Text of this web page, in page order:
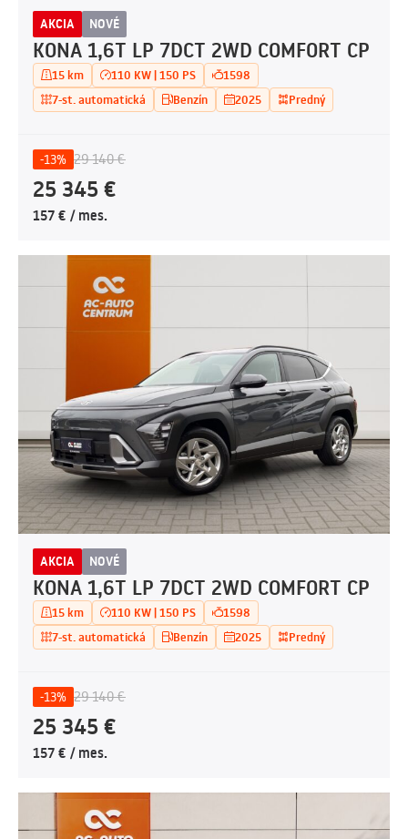
AKCIA NOVÉ
KONA 1,6T LP 7DCT 2WD COMFORT CP
15 km 110 KW | 150 PS
1598
7-st. automatická
Benzín 2025 Predný
-13% 29 140 €
25 345 €
157 € / mes.
AKCIA NOVÉ
KONA 1,6T LP 7DCT 2WD COMFORT CP
15 km 110 KW | 150 PS
1598
7-st. automatická
Benzín 2025 Predný
-13% 29 140 €
25 345 €
157 € / mes.